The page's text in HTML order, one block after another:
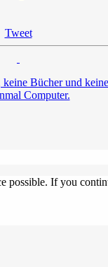
Tweet
Bücher und
Computer.
If you